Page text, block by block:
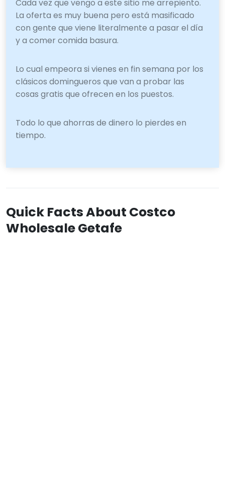
Cada vez que vengo a este sitio me arrepiento.
La oferta es muy buena pero está masificado
con gente que viene literalmente a pasar el día
y a comer comida basura.
Lo cual empeora si vienes en fin semana por los
clásicos domingueros que van a probar las
cosas gratis que ofrecen en los puestos.
Todo lo que ahorras de dinero lo pierdes en
tiempo.
Quick Facts About Costco
Wholesale Getafe